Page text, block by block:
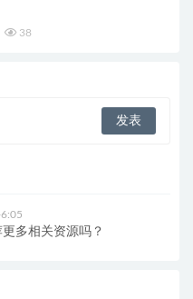
38
多相关资源吗？